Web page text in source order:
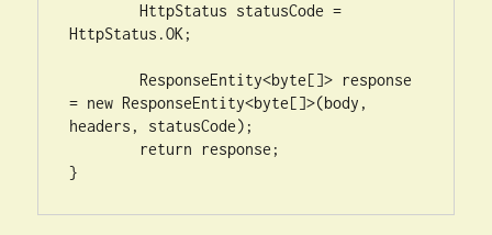
	HttpStatus statusCode =
HttpStatus.OK;
	ResponseEntity<byte[]> response
= new ResponseEntity<byte[]>(body,
headers, statusCode);
}